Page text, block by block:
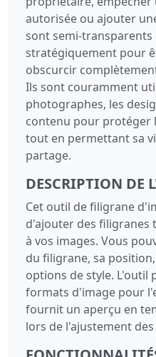
autorisée ou ajouter
sont semi-
stratégiquement pour
obscurcir
Ils sont couramment
photographes, les
contenu pour protéger
tout en permettant sa
partage.
DESCRIPTION DE
Cet outil de filigrane
d'ajouter des filigranes
à vos images. Vous
du filigrane, sa
options de style. L'outil
formats d'image pour
fournit un aperçu en
lors de l'ajustement